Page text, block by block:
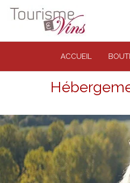
ACCUEIL